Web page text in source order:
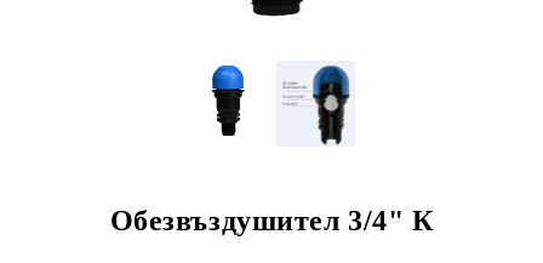
Обезвъздушител 3/4" К